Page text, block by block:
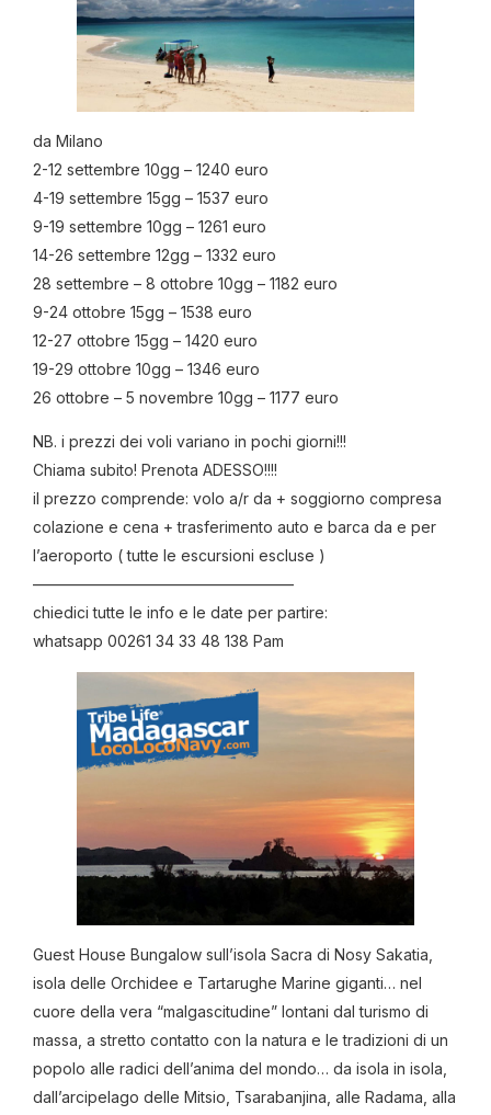
da Milano
2-12 settembre 10gg – 1240 euro
4-19 settembre 15gg – 1537 euro
9-19 settembre 10gg – 1261 euro
14-26 settembre 12gg – 1332 euro
28 settembre – 8 ottobre 10gg – 1182 euro
9-24 ottobre 15gg – 1538 euro
12-27 ottobre 15gg – 1420 euro
19-29 ottobre 10gg – 1346 euro
26 ottobre – 5 novembre 10gg – 1177 euro
NB. i prezzi dei voli variano in pochi giorni!!!
Chiama subito! Prenota ADESSO!!!!
il prezzo comprende: volo a/r da + soggiorno compresa
colazione e cena + trasferimento auto e barca da e per
l’aeroporto ( tutte le escursioni escluse )
—————————————————
chiedici tutte le info e le date per partire:
whatsapp 00261 34 33 48 138 Pam
Guest House Bungalow sull’isola Sacra di Nosy Sakatia,
isola delle Orchidee e Tartarughe Marine giganti… nel
cuore della vera “malgascitudine” lontani dal turismo di
massa, a stretto contatto con la natura e le tradizioni di un
popolo alle radici dell’anima del mondo… da isola in isola,
dall’arcipelago delle Mitsio, Tsarabanjina, alle Radama, alla